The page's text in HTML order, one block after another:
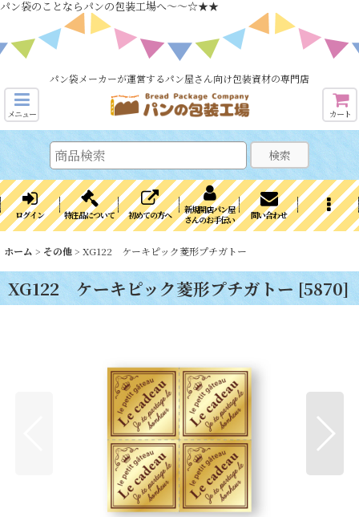
パン袋のことならパンの包装工場へ～～☆★★
パン袋メーカーが運営するパン屋さん向け包装資材の専門店
メニュー カート
検索
ログイン 特注品について 初めての方へ
新規開店パン屋
さんのお手伝い
問い合わせ
ホーム > その他> XG122 ケーキピック菱形プチガトー
XG122 ケーキピック菱形プチガトー [5870]